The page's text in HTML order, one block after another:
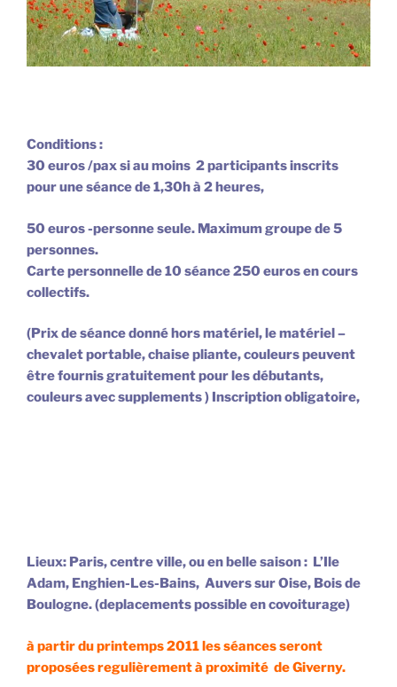
Conditions :
30 euros /pax si au moins 2 participants inscrits
pour une séance de 1,30h à 2 heures,
50 euros -personne seule. Maximum groupe de 5
personnes.
Carte personnelle de 10 séance 250 euros en cours
collectifs.
(Prix de séance donné hors matériel, le matériel –
chevalet portable, chaise pliante, couleurs peuvent
être fournis gratuitementpour les débutants,
couleurs avec supplements ) Inscription obligatoire,
Lieux: Paris, centre ville, ou en belle saison : L’Ile
Adam, Enghien-Les-Bains, Auvers sur Oise, Bois de
Boulogne. (deplacements possible en covoiturage)
à partir du printemps2011les séances seront
proposées regulièrementà proximité de Giverny.